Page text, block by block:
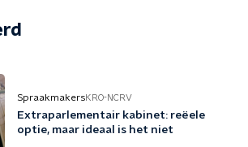
SpraakmakersKRO-NCRV
Extraparlementair kabinet: reëele
optie, maar ideaal is het niet